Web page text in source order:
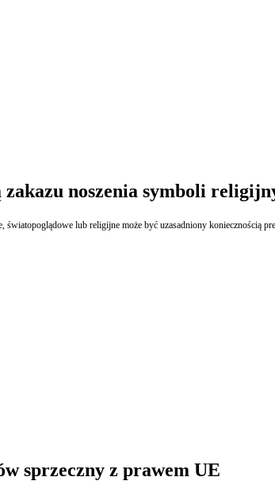
noszenia symboli
lub religijne może być uzasadniony koniecznością
sprzeczny z prawem UE